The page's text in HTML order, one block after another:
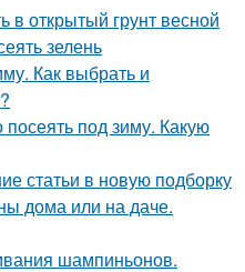
в открытый грунт весной
зелень
Как выбрать и
под зиму. Какую
статьи в новую подборку
дома или на даче.
шампиньонов.